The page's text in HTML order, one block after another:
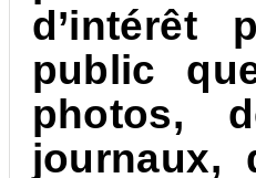
d’intérêt
public
photos,
journaux,